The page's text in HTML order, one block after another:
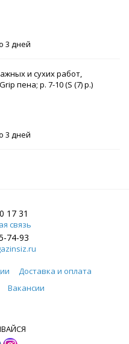
3 дней
и сухих работ,
пена; р. 7-10 (S (7) р.)
3 дней
17 31
связь
74-93
Доставка и оплата
Вакансии